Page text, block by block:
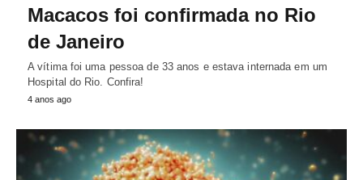
Macacos foi confirmada no Rio
de Janeiro
A vítima foi uma pessoa de 33 anos e estava internada em um
Hospital do Rio. Confira!
4 anos ago